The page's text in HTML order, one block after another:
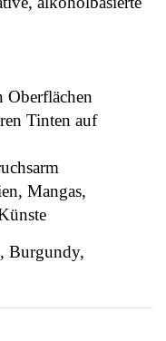
Oberflächen
Tinten auf
Mangas,
Burgundy,